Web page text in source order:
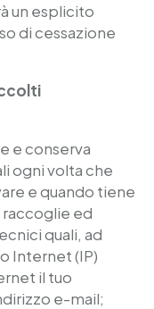
un esplicito
di cessazione
e conserva
ogni volta che
e quando tiene
raccoglie ed
quali, ad
Internet (IP)
il tuo
e-mail;